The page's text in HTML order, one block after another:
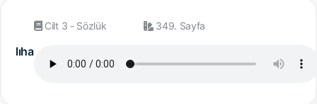
lıha
Cilt 3 - Sözlük 349. Sayfa